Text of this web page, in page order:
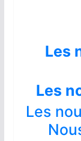
Les
Les
Les